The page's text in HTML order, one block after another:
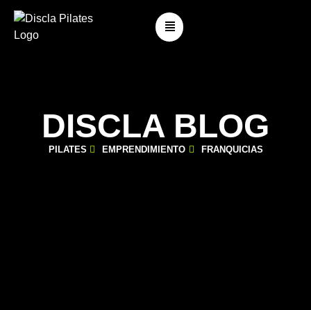
DISCLA BLOG
PILATES EMPRENDIMIENTO FRANQUICIAS